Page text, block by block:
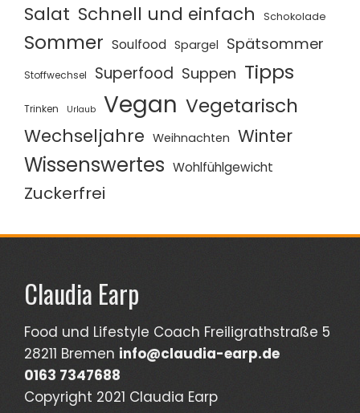
Salat Schnell und einfach Schokolade
Sommer Soulfood Spargel Spätsommer
Stoffwechsel Superfood Suppen Tipps
Trinken Urlaub Vegan Vegetarisch
Wechseljahre Weihnachten Winter
Wissenswertes Wohlfühlgewicht
Zuckerfrei
Claudia Earp
Food und Lifestyle Coach Freiligrathstraße 5
28211 Bremen info@claudia-earp.de
0163 7347688
Copyright 2021 Claudia Earp